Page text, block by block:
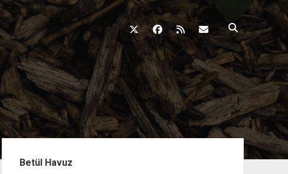
twitterfacebook
rss
MenüBetül Havuz